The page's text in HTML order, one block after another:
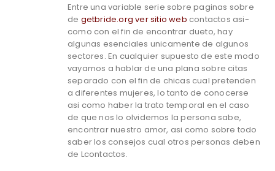
Entre una variable serie sobre paginas sobre
de getbride.org ver sitio web contactos asi­
como con el fin de encontrar dueto, hay
algunas esenciales unicamente de algunos
sectores. En cualquier supuesto de este modo
vayamos a hablar de una plana sobre citas
separado con el fin de chicas cual pretenden
a diferentes mujeres, lo tanto de conocerse
asi­ como haber la trato temporal en el caso
de que nos lo olvidemos la persona sabe,
encontrar nuestro amor, asi­ como sobre todo
saber los consejos cual otros personas deben
de Lcontactos.